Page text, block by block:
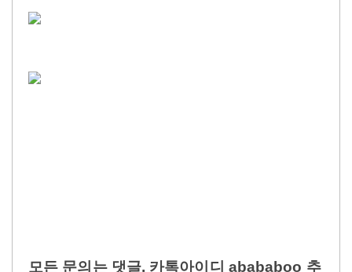
모든 문의는 댓글, 카톡아이디 abababoo 추